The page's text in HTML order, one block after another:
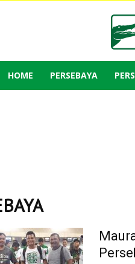
HOME PERSEBAYA